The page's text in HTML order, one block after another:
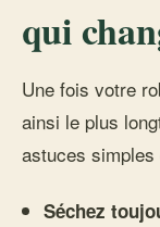
qui
Une fois votre
ainsi le plus
astuces
Séchez